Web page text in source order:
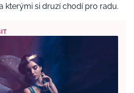
kterými si druzí chodí pro radu.